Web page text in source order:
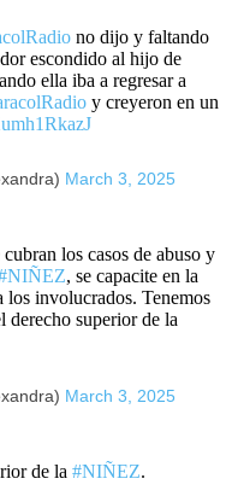
no dijo y faltando
escondido al hijo de
ella iba a regresar a
y creyeron en un
March 3, 2025
los casos de abuso y
, se capacite en la
involucrados. Tenemos
superior de la
March 3, 2025
de la #NIÑEZ.